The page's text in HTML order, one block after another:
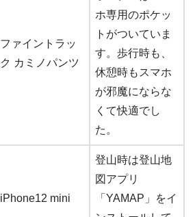
ファイントラッ
ク カミノパンツ
ホ専用のポケッ
トがついていま
す。歩行時も、
休憩時もスマホ
が邪魔にならな
くて快適でし
た。
iPhone12 mini
登山時は登山地
図アプリ
「YAMAP」をイ